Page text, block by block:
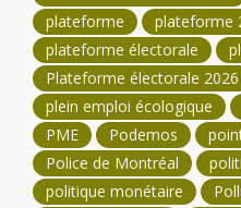
plateforme
plateforme
plateforme électorale
Plateforme électorale 2026
plein emploi écologique
PME
Podemos
Police de Montréal
politique monétaire